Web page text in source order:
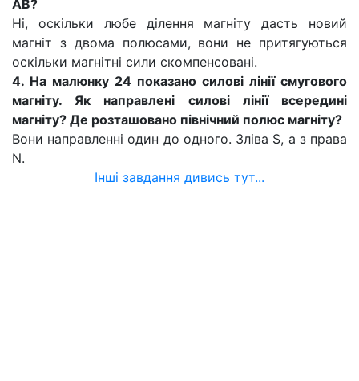
АВ?
Ні, оскільки любе ділення магніту дасть новий
магніт з двома полюсами, вони не притягуються
оскільки магнітні сили скомпенсовані.
4. На малюнку 24 показано силові лінії смугового
магніту. Як направлені силові лінії всередині
магніту? Де розташовано північний полюс магніту?
Вони направленні один до одного. Зліва S, а з права
N.
Інші завдання дивись тут...